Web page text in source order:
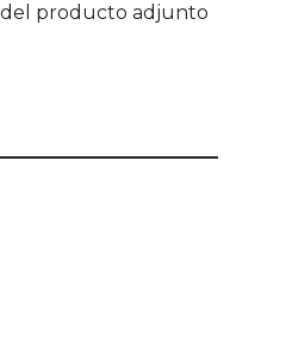
del producto adjunto